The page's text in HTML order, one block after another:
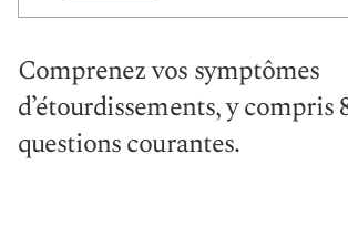
Comprenez vos symptômes
d’étourdissements, y compris
questions courantes.